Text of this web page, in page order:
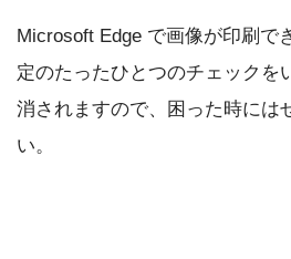
Microsoft Edge で画像が印刷で
定のたったひとつのチェックを
消されますので、困った時には
い。